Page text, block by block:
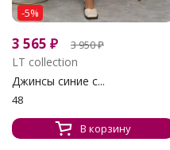
-5%
3 565 ₽ 3 950₽
LT collection
Джинсы синие с...
48
В корзину